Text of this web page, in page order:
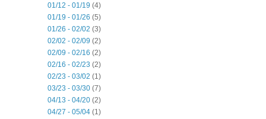
01/12 - 01/19 (4)
01/19 - 01/26 (5)
01/26 - 02/02 (3)
02/02 - 02/09 (2)
02/09 - 02/16 (2)
02/16 - 02/23 (2)
02/23 - 03/02 (1)
03/23 - 03/30 (7)
04/13 - 04/20 (2)
04/27 - 05/04 (1)